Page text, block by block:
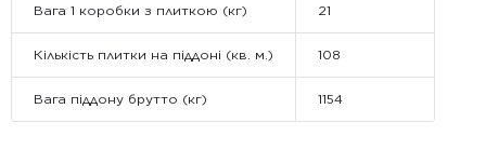
Вага 1 коробки з плиткою (кг) 21
Кількість плитки на піддоні (кв. м.) 108
Вага піддону брутто (кг) 1154